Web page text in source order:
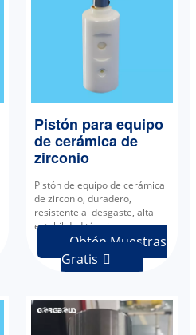
Pistón para equipo
de cerámica de
zirconio
Pistón de equipo de cerámica
de zirconio, duradero,
resistente al desgaste, alta
estabilidad térmica.
Obtén Muestras
Gratis 